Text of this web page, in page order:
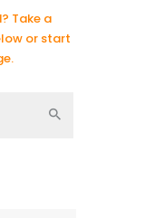
Take a
or start
.